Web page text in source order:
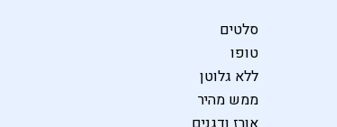
סלטים
טופו
ללא גלוטן
ממש מהיר